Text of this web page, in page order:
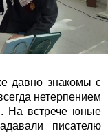
давно знакомы с
нетерпением
На встрече юные
писателю